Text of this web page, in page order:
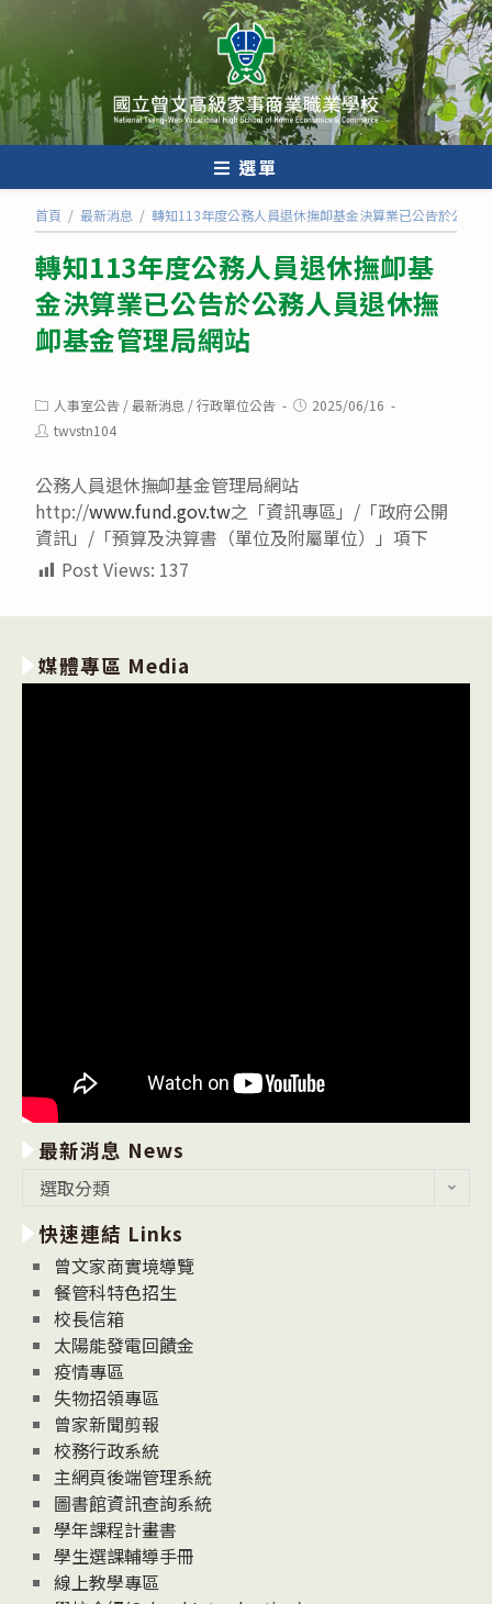
轉
至
主
要
內
選單
首頁 / 最新消息 / 轉知113年度公務人員退休撫卹基金決算業已公告於公務
轉知113年度公務人員退休撫卹基
金決算業已公告於公務人員退休撫
卹基金管理局網站
Post
category:
人事室公告 /最新消息 /行政單位公告
Post2025/06/16
Posttwvstn104
公務人員退休撫卹基金管理局網站
http://www.fund.gov.tw之「資訊專區」/「政府公開
資訊」/「預算及決算書（單位及附屬單位）」項下
Post Views: 137
媒體專區 Media
最新消息 News
消
息
News
選取分類
快速連結 Links
曾文家商實境導覽
餐管科特色招生
校長信箱
太陽能發電回饋金
疫情專區
失物招領專區
曾家新聞剪報
校務行政系統
主網頁後端管理系統
圖書館資訊查詢系統
學年課程計畫書
學生選課輔導手冊
線上教學專區